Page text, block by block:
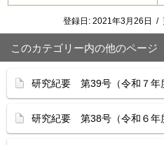
登録日: 2021年3月26日 /
このカテゴリー内の他のページ
研究紀要 第39号（令和７年
研究紀要 第38号（令和６年